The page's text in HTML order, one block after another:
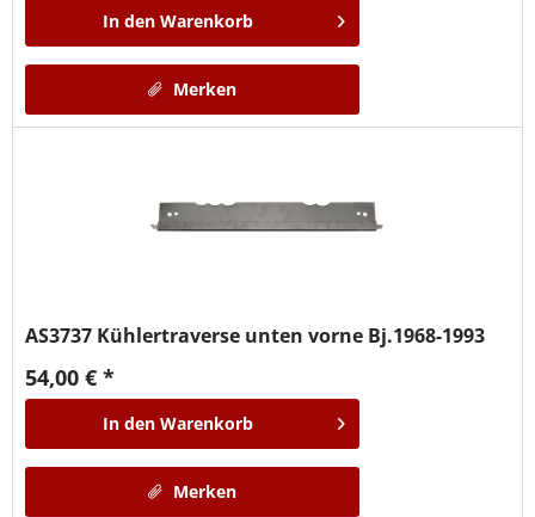
In den Warenkorb
Merken
AS3737 Kühlertraverse unten vorne Bj.1968-1993
54,00 € *
In den Warenkorb
Merken